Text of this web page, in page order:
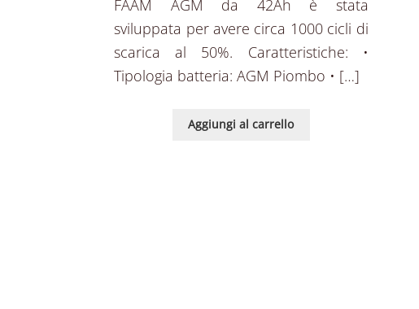
FAAM AGM da 42Ah è stata
sviluppata per avere circa 1000 cicli di
scarica al 50%. Caratteristiche: •
Tipologia batteria: AGM Piombo • […]
Aggiungi al carrello